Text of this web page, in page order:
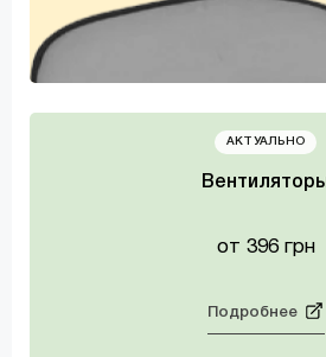
Набор инструментов
Специнструмент
Торцевые головки
АКТУАЛЬНО
Вентиляторы
от 396 грн
Подробнее